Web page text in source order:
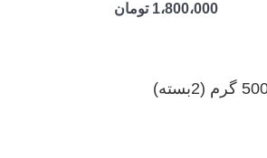
1،800،000 تومان